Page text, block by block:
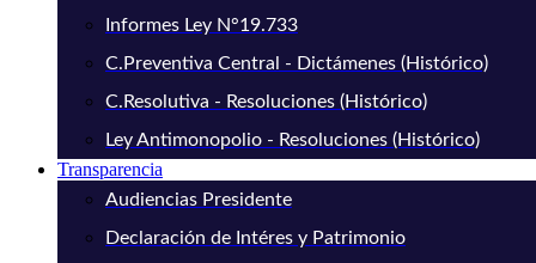
Informes Ley N°19.733
C.Preventiva Central - Dictámenes (Histórico)
C.Resolutiva - Resoluciones (Histórico)
Ley Antimonopolio - Resoluciones (Histórico)
Transparencia
Audiencias Presidente
Declaración de Intéres y Patrimonio